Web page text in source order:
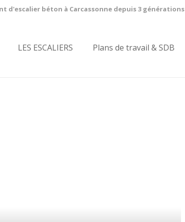
d'escalier béton à Carcassonne depuis 3 générations
LES ESCALIERS Plans de travail & SDB